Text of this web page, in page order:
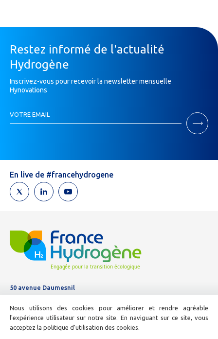
Restez informé de l'actualité
Hydrogène
Inscrivez-vous pour recevoir la newsletter mensuelle
Hynovations
Newsletter
VOTRE EMAIL
Si
un
humain,
ne
remplissez
pas
En live de #francehydrogene
50 avenue Daumesnil
01 44 11 10 04
E-mail :
info@france-hydrogene.org
Nous utilisons des cookies pour améliorer et rendre agréable
l'expérience utilisateur sur notre site. En naviguant sur ce site, vous
acceptez la politique d'utilisation des cookies.